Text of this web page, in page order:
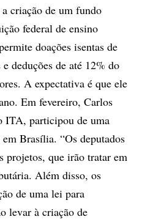
criação de um fundo
federal de ensino
doações isentas de
deduções de até 12% do
A expectativa é que ele
Em fevereiro, Carlos
ITA, participou de uma
Brasília. “Os deputados
projetos, que irão tratar em
Além disso, os
de uma lei para
levar à criação de